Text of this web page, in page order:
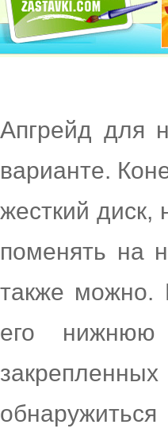
Апгрейд для
варианте.
жесткий
поменять на
также можно.
его нижнюю